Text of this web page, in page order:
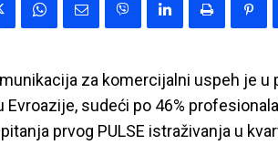
za komercijalni uspeh je u
Evroazije, sudeći po 46%
prvog PULSE istraživanja u